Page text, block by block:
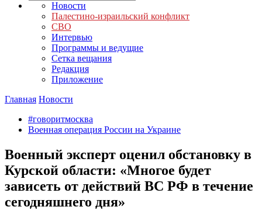
Новости
Палестино-израильский конфликт
СВО
Интервью
Программы и ведущие
Сетка вещания
Редакция
Приложение
Главная Новости
#говоритмосква
Военная операция России на Украине
Военный эксперт оценил обстановку в
Курской области: «Многое будет
зависеть от действий ВС РФ в течение
сегодняшнего дня»